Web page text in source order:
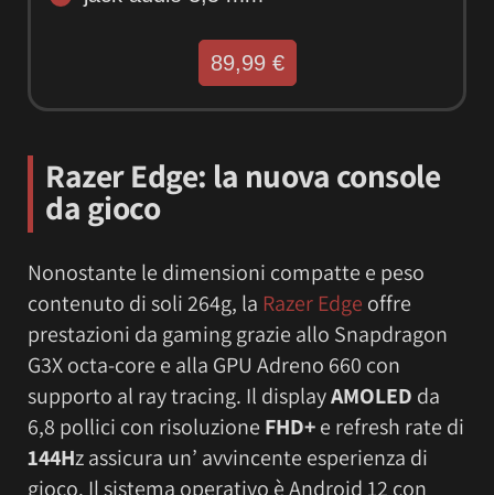
89,99 €
Razer Edge: la nuova console
da gioco
Nonostante le dimensioni compatte e peso
contenuto di soli 264g, la Razer Edge offre
prestazioni da gaming grazie allo Snapdragon
G3X octa-core e alla GPU Adreno 660 con
supporto al ray tracing. Il displayAMOLED da
6,8 pollici con risoluzione FHD+e refresh rate di
144Hz assicura un’ avvincente esperienza di
gioco. Il sistema operativo è Android 12 con